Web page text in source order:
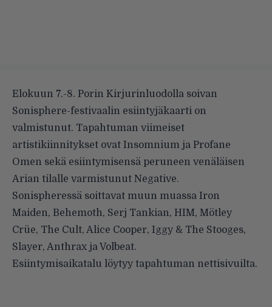
Elokuun 7.-8. Porin Kirjurinluodolla soivan
Sonisphere-festivaalin esiintyjäkaarti on
valmistunut. Tapahtuman viimeiset
artistikiinnitykset ovat Insomnium ja Profane
Omen sekä esiintymisensä peruneen venäläisen
Arian tilalle varmistunut Negative.
Sonispheressä soittavat muun muassa Iron
Maiden, Behemoth, Serj Tankian, HIM, Mötley
Crüe, The Cult, Alice Cooper, Iggy & The Stooges,
Slayer, Anthrax ja Volbeat.
Esiintymisaikatalu löytyy tapahtuman nettisivuilta.